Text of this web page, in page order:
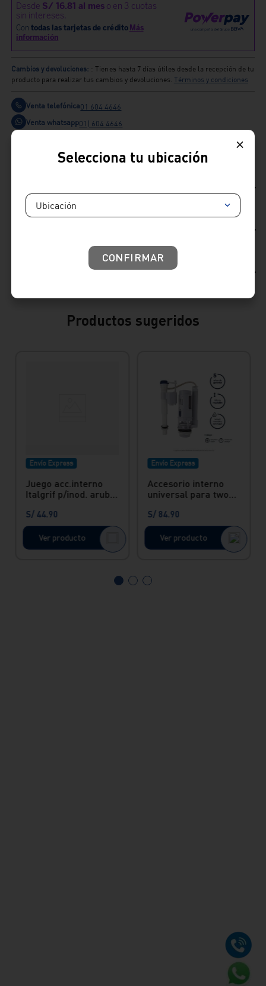
Cambios y devoluciones: : Tienes hasta 7 días útiles desde la recepción de tu
producto para realizar tus cambios y devoluciones. Términos y condiciones
Venta telefónica01 604 4646
Venta whatsapp01) 604 4646
Consideraciones de producto
Productos sugeridos
Envío Express
Juego acc.interno
Italgrif p/inod. aruba
S/ 44 90
Ver producto
Envío Express
Accesorio interno
universal para two
S/ 84 90
Ver producto
Selecciona tu ubicación
Ubicación
CONFIRMAR